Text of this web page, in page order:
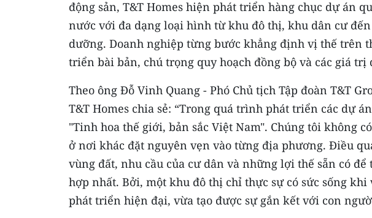
động sản, T&T Homes hiện phát triển hàng chục dự án
nước với đa dạng loại hình từ khu đô thị, khu dân cư
dưỡng. Doanh nghiệp từng bước khẳng định vị thế trên
triển bài bản, chú trọng quy hoạch đồng bộ và các giá trị
Theo ông Đỗ Vinh Quang - Phó Chủ tịch Tập đoàn T&T
T&T Homes chia sẻ: “Trong quá trình phát triển các dự
"Tinh hoa thế giới, bản sắc Việt Nam". Chúng tôi không
ở nơi khác đặt nguyên vẹn vào từng địa phương. Điều
vùng đất, nhu cầu của cư dân và những lợi thế sẵn có
hợp nhất. Bởi, một khu đô thị chỉ thực sự có sức sống
phát triển hiện đại, vừa tạo được sự gắn kết với con